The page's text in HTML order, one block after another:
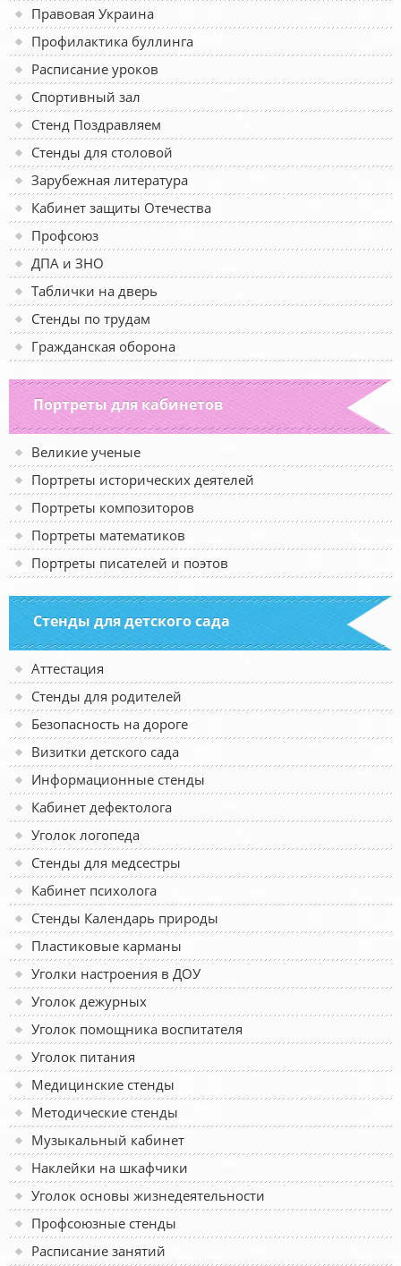
Правовая Украина
Профилактика буллинга
Расписание уроков
Спортивный зал
Стенд Поздравляем
Стенды для столовой
Зарубежная литература
Кабинет защиты Отечества
Профсоюз
ДПА и ЗНО
Таблички на дверь
Стенды по трудам
Гражданская оборона
Портреты для кабинетов
Великие ученые
Портреты исторических деятелей
Портреты композиторов
Портреты математиков
Портреты писателей и поэтов
Стенды для детского сада
Аттестация
Стенды для родителей
Безопасность на дороге
Визитки детского сада
Информационные стенды
Кабинет дефектолога
Уголок логопеда
Стенды для медсестры
Кабинет психолога
Стенды Календарь природы
Пластиковые карманы
Уголки настроения в ДОУ
Уголок дежурных
Уголок помощника воспитателя
Уголок питания
Медицинские стенды
Методические стенды
Музыкальный кабинет
Наклейки на шкафчики
Уголок основы жизнедеятельности
Профсоюзные стенды
Расписание занятий